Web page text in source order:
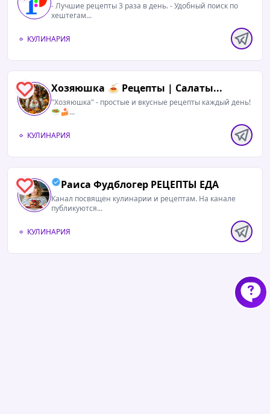
- Лучшие рецепты 3 раза в день. - Удобный поиск по
хештегам...
КУЛИНАРИЯ
0 Хозяюшка 🍝 Рецепты | Салаты...
"Хозяюшка" - простые и вкусные рецепты каждый день!
🥗🍰...
КУЛИНАРИЯ
0 Раиса Фудблогер РЕЦЕПТЫ ЕДА
Канал посвящен кулинарии и рецептам. На канале
публикуются...
КУЛИНАРИЯ